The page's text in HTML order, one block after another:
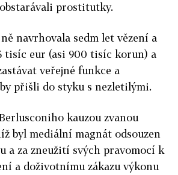
prostitutky.
navrhovala sedm let vězení a
tisíc eur (asi 900 tisíc korun) a
veřejné funkce a
přišli do styku s nezletilými.
kauzou zvanou
byl mediální magnát odsouzen
a za zneužití svých pravomocí k
a doživotnímu zákazu výkonu